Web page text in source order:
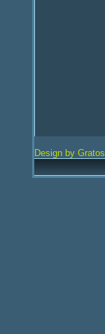
Design by Gratos